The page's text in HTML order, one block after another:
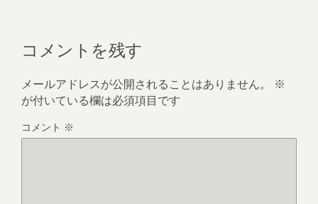
コメントを残す
メールアドレスが公開されることはありません。
※
が付いている欄は必須項目です
コメント ※